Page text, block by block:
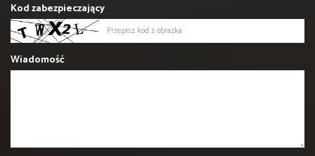
Kod zabezpieczający
Wiadomość